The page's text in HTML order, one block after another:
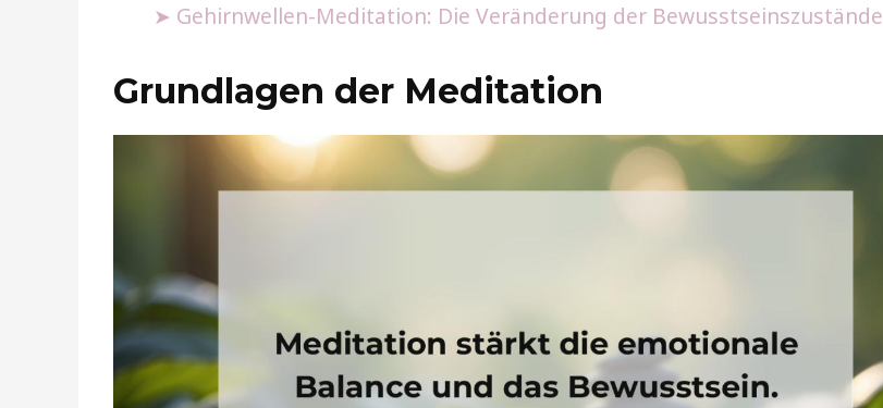
Gehirnwellen-Meditation: Die Veränderung der Bewusstseinszustände
Grundlagen der Meditation